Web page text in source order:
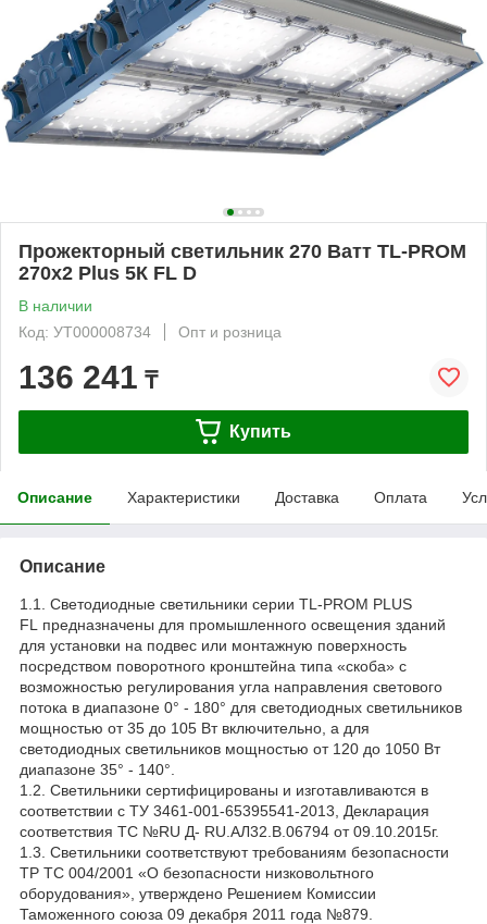
Прожекторный светильник 270 Ватт TL-PROM
270х2 Plus 5К FL D
В наличии
Код: УТ000008734
Опт и розница
136 241 ₸
Купить
Описание Характеристики Доставка Оплата
Описание
1.1. Светодиодные светильники серии TL-PROM PLUS
FL предназначены для промышленного освещения зданий
для установки на подвес или монтажную поверхность
посредством поворотного кронштейна типа «скоба» с
возможностью регулирования угла направления светового
потока в диапазоне 0° - 180° для светодиодных светильников
мощностью от 35 до 105 Вт включительно, а для
светодиодных светильников мощностью от 120 до 1050 Вт
диапазоне 35° - 140°.
1.2. Светильники сертифицированы и изготавливаются в
соответствии с ТУ 3461-001-65395541-2013, Декларация
соответствия ТС №RU Д- RU.АЛ32.В.06794 от 09.10.2015г.
1.3. Светильники соответствуют требованиям безопасности
ТР ТС 004/2001 «О безопасности низковольтного
оборудования», утверждено Решением Комиссии
Таможенного союза 09 декабря 2011 года №879.